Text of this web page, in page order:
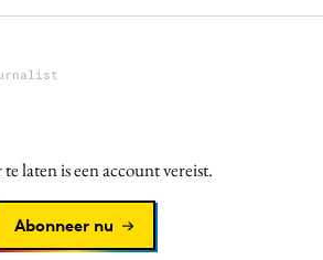
laten is een account vereist.
Abonneer nu